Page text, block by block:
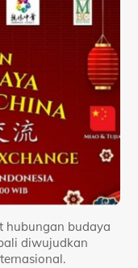
hubungan budaya
diwujudkan